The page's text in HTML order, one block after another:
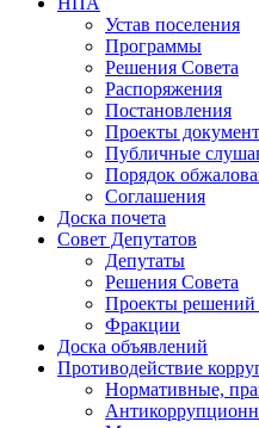
Устав поселения
Программы
Решения Совета
Распоряжения
Постановления
Проекты
Публичные
Порядок
Соглашения
Доска почета
Совет Депутатов
Депутаты
Решения Совета
Проекты решений
Фракции
Доска объявлений
Противодействие
Нормативные,